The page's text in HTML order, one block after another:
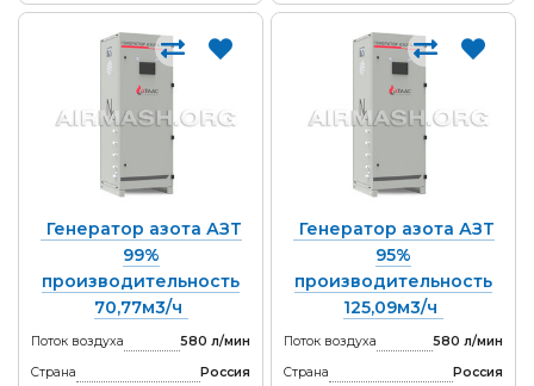
Генератор азота АЗТ
99%
производительность
70,77м3/ч
Поток воздуха
580 л/мин
Страна
Россия
Генератор азота АЗТ
95%
производительность
125,09м3/ч
Поток воздуха
580 л/мин
Страна
Россия